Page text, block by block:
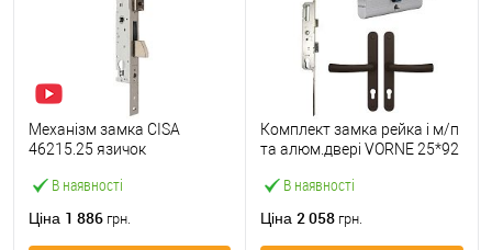
В наявності
Механізм замка CISA
46215.25 язичок
нержавіюча сталь
Ціна 1 886 грн.
В наявності
Комплект замка рейка і м/п
та алюм.двері VORNE 25*92
ручками коричневий
Ціна 2 058 грн.